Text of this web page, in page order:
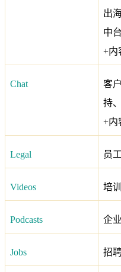
出
中
+内
Chat
客
持
+内
Legal 员
Videos 培
Podcasts 企
Jobs 招